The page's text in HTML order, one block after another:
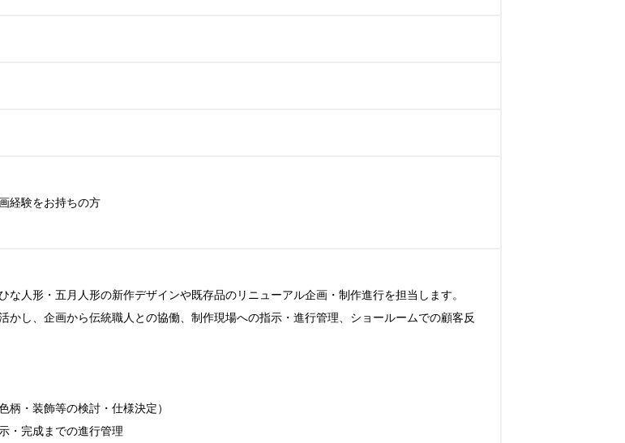
経験をお持ちの方
人形・五月人形の新作デザインや既存品のリニューアル企画・制作進行を担当します。
かし、企画から伝統職人との協働、制作現場への指示・進行管理、ショールームでの顧客反
柄・装飾等の検討・仕様決定）
・完成までの進行管理